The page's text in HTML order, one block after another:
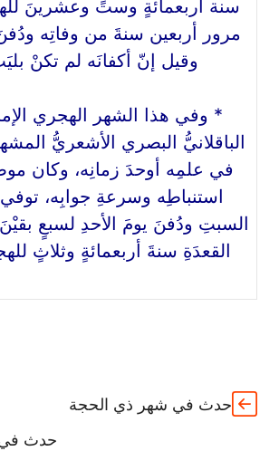
سنة أربعمائةٍ وستٍّ وعشرينَ
مرور أربعين سنةَ من وفاتِه
وقيل إنّ أكفانَه لم تكنْ
* وفي هذا الشهر الهجري
الباقلانيُّ البصري الأشعريُّ
في علمِه أوحدَ زمانِه، وكان
استنباطِه وسرعةِ جوابِه،
السبتِ ودُفنَ يومَ الأحدِ لسبعٍ
القعدَةِ سنةَ أربعمائةٍ وثلاثٍ
حدث في شهر ذي الحجة
حدث